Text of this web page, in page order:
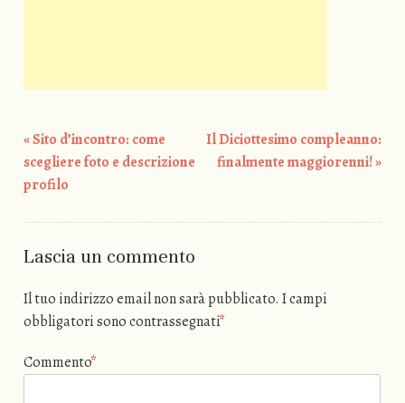
Post navigation
«Sito d’incontro: come
scegliere foto e descrizione
profilo
Il Diciottesimo compleanno:
finalmente maggiorenni!»
Lascia un commento
Il tuo indirizzo email non sarà pubblicato. I campi
obbligatori sono contrassegnati*
Commento*